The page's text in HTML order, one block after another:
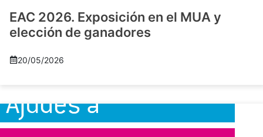
EAC 2026. Exposición en el MUA y
elección de ganadores
20/05/2026